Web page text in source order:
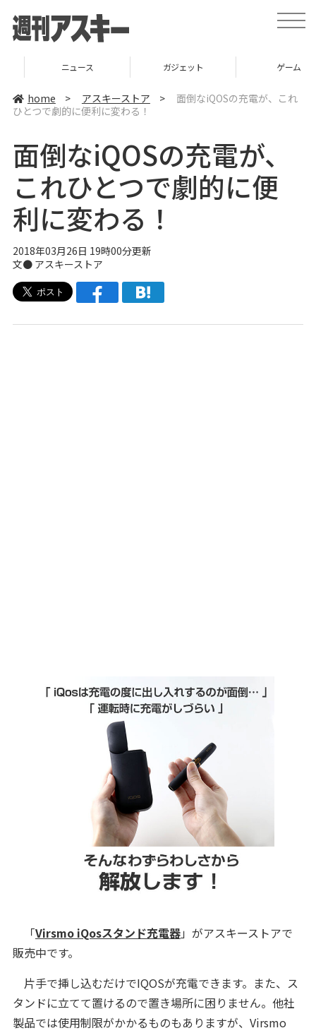
t
o
e
v
ニュース ガジェット
home > アスキーストア >
面倒なiQOSの充電が、これ
ひとつで劇的に便利に変わる！
面倒なiQOSの充電が、
これひとつで劇的に便
利に変わる！
2018年03月26日 19時00分更新
文● アスキーストア
「Virsmo iQosスタンド充電器」がアスキーストアで
販売中です。
片手で挿し込むだけでIQOSが充電できます。また、ス
タンドに立てて置けるので置き場所に困りません。他社
製品では使用制限がかかるものもありますが、Virsmo